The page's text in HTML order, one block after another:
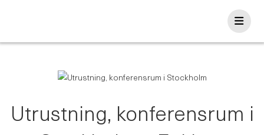
Utrustning, konferensrum i